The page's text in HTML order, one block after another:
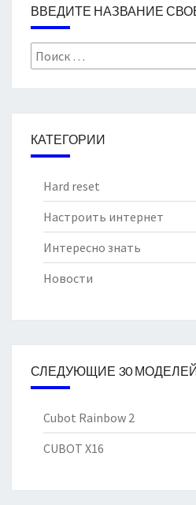
ВВЕДИТЕ НАЗВАНИЕ
Search
for:
КАТЕГОРИИ
Hard reset
Настроить интернет
Интересно знать
Новости
СЛЕДУЮЩИЕ 30
Cubot Rainbow 2
CUBOT X16